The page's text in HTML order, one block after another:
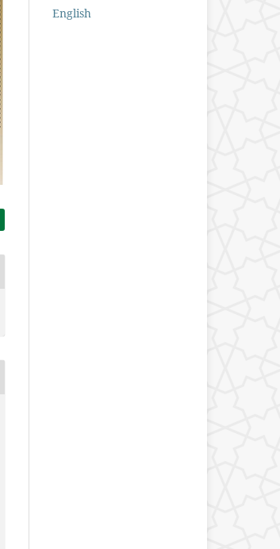
English